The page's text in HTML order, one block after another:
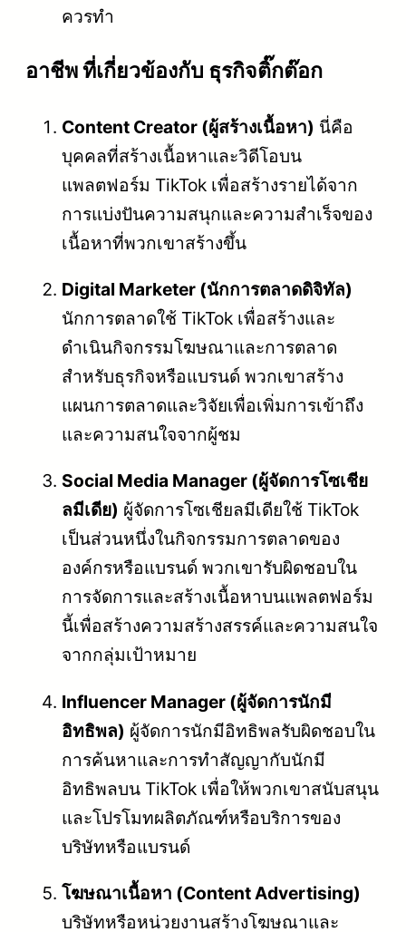
ควรทำ
อาชีพ ที่เกี่ยวข้องกับ ธุรกิจติ๊กต๊อก
Content Creator (ผู้สร้างเนื้อหา) นี่คือ
บุคคลที่สร้างเนื้อหาและวิดีโอบน
แพลตฟอร์ม TikTok เพื่อสร้างรายได้จาก
การแบ่งปันความสนุกและความสำเร็จของ
เนื้อหาที่พวกเขาสร้างขึ้น
Digital Marketer (นักการตลาดดิจิทัล)
นักการตลาดใช้ TikTok เพื่อสร้างและ
ดำเนินกิจกรรมโฆษณาและการตลาด
สำหรับธุรกิจหรือแบรนด์ พวกเขาสร้าง
แผนการตลาดและวิจัยเพื่อเพิ่มการเข้าถึง
และความสนใจจากผู้ชม
Social Media Manager (ผู้จัดการโซเชีย
ลมีเดีย) ผู้จัดการโซเชียลมีเดียใช้ TikTok
เป็นส่วนหนึ่งในกิจกรรมการตลาดของ
องค์กรหรือแบรนด์ พวกเขารับผิดชอบใน
การจัดการและสร้างเนื้อหาบนแพลตฟอร์ม
นี้เพื่อสร้างความสร้างสรรค์และความสนใจ
จากกลุ่มเป้าหมาย
Influencer Manager (ผู้จัดการนักมี
อิทธิพล) ผู้จัดการนักมีอิทธิพลรับผิดชอบใน
การค้นหาและการทำสัญญากับนักมี
อิทธิพลบน TikTok เพื่อให้พวกเขาสนับสนุน
และโปรโมทผลิตภัณฑ์หรือบริการของ
บริษัทหรือแบรนด์
โฆษณาเนื้อหา (Content Advertising)
บริษัทหรือหน่วยงานสร้างโฆษณาและ